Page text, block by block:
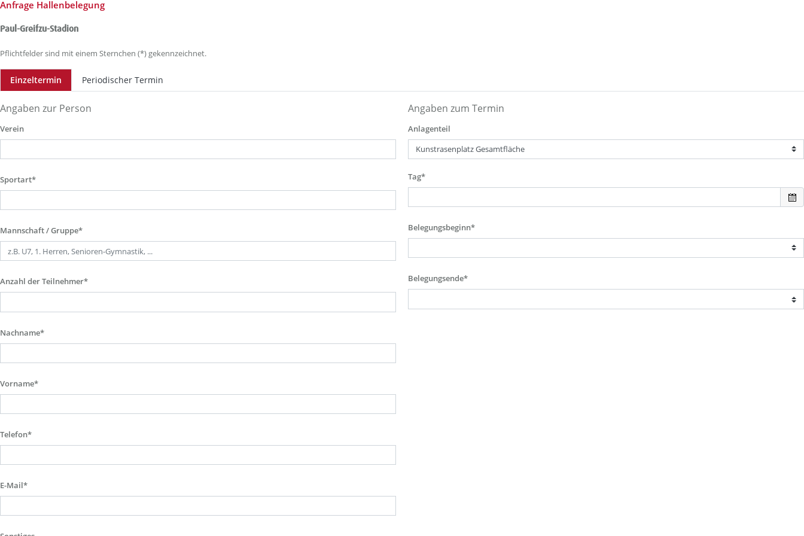
Anfrage Hallenbelegung
Paul-Greifzu-Stadion
Pflichtfelder sind mit einem Sternchen (*) gekennzeichnet.
Einzeltermin Periodischer Termin
Angaben zur Person
Verein
Sportart*
Mannschaft / Gruppe*
Anzahl der Teilnehmer*
Nachname*
Vorname*
Telefon*
E-Mail*
Angaben zum Termin
Anlagenteil
Tag*
Belegungsbeginn*
Belegungsende*